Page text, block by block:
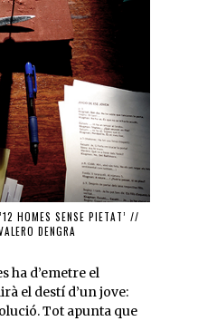
HOMES SENSE PIETAT’ //
DENGRA
ha d’emetre el
el destí d’un jove:
Tot apunta que